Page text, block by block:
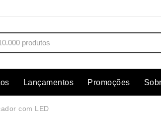
Copos
Lançamentos Promoções
com LED